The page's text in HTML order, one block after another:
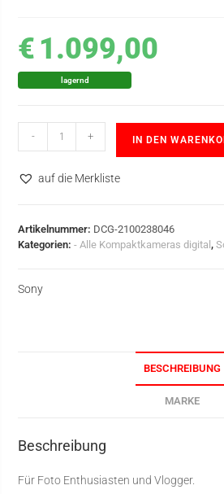
€ 1.099,00
lagernd
- + IN DEN
auf die Merkliste
Artikelnummer: DCG-2100238046
Kategorien:- Alle Kompaktkameras digital,
Sony
BESCHREIBUNG
MARKE
Beschreibung
Für Foto Enthusiasten und Vlogger.